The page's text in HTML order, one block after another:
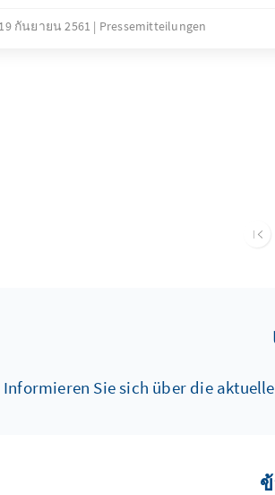
19 กันยายน 2561 Pressemitteilungen
Informieren Sie sich über die